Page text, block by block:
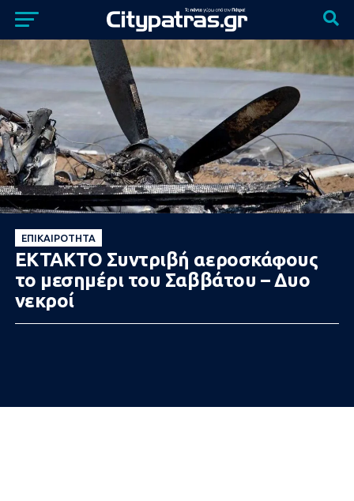
ΕΠΙΚΑΙΡΌΤΗΤΑ
ΕΚΤΑΚΤΟ Συντριβή αεροσκάφους
το μεσημέρι του Σαββάτου – Δυο
νεκροί